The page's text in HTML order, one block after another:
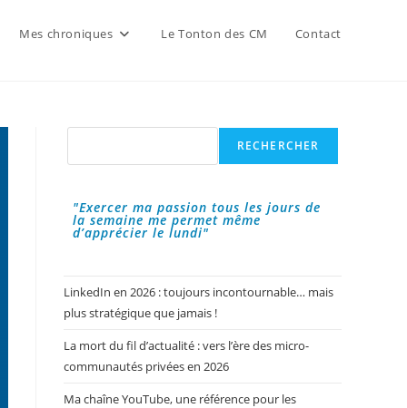
Mes chroniques Le Tonton des CM Contact
Rechercher
RECHERCHER
"Exercer ma passion tous les jours de
la semaine me permet même
d’apprécier le lundi"
LinkedIn en 2026 : toujours incontournable… mais
plus stratégique que jamais !
La mort du fil d’actualité : vers l’ère des micro-
communautés privées en 2026
Ma chaîne YouTube, une référence pour les